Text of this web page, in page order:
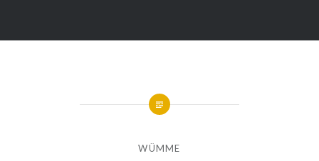
WÜMME